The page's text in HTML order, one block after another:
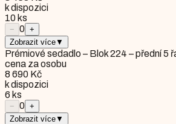
k dispozici
10 ks
− 0 +
Zobrazit více▼
Prémiové sedadlo – Blok 224 – přední 5
cena za osobu
8 690 Kč
k dispozici
6 ks
− 0 +
Zobrazit více▼